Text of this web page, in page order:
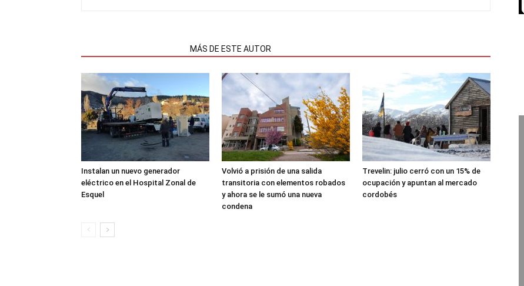
MÁS DE ESTE AUTOR
Instalan un nuevo generador
eléctrico en el Hospital Zonal de
Esquel
Volvió a prisión de una salida
transitoria con elementos robados
y ahora se le sumó una nueva
condena
Trevelin: julio cerró con un 15% de
ocupación y apuntan al mercado
cordobés